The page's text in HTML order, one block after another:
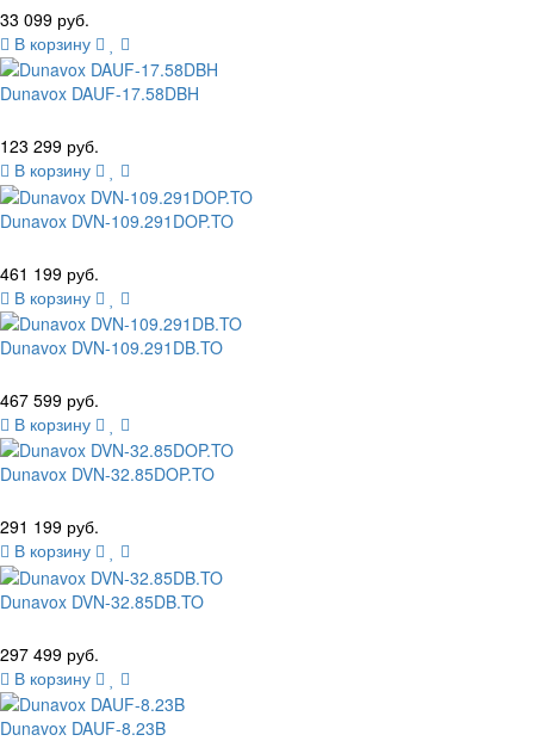
33 099 руб.
В корзину
Dunavox DAUF-17.58DBH
123 299 руб.
В корзину
Dunavox DVN-109.291DOP.TO
461 199 руб.
В корзину
Dunavox DVN-109.291DB.TO
467 599 руб.
В корзину
Dunavox DVN-32.85DOP.TO
291 199 руб.
В корзину
Dunavox DVN-32.85DB.TO
297 499 руб.
В корзину
Dunavox DAUF-8.23B